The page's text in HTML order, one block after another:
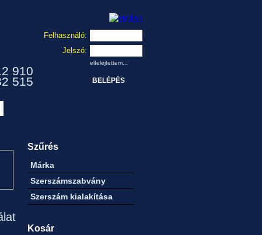
910
515
Felhasználó:
Jelszó:
elfelejtettem...
Szűrés
Márka
Szerszámszabvány
Szerszám kialakítása
Kosár